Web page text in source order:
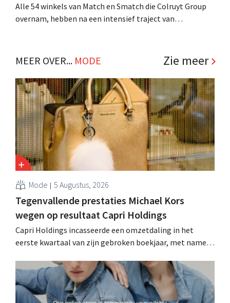
Alle 54 winkels van Match en Smatch die Colruyt Group
overnam, hebben na een intensief traject van
.MEER OVER... MODE Zie meer
Mode 5 Augustus, 2026
Tegenvallende prestaties Michael Kors
wegen op resultaat Capri Holdings
Capri Holdings incasseerde een omzetdaling in het
eerste kwartaal van zijn gebroken boekjaar, met name
Kors, ondanks sterke resultaten van Jimmy Choo.